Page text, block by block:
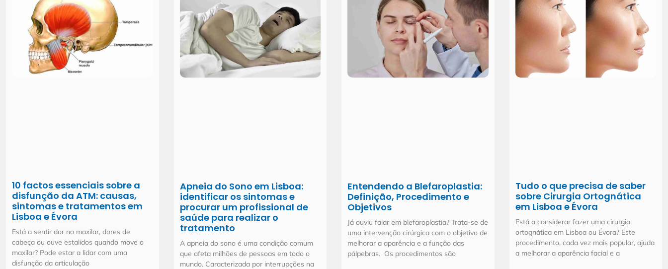
10 factos essenciais sobre a
disfunção da ATM: causas,
sintomas e tratamentos em
Lisboa e Évora
Está a sentir dor no maxilar, dores de
cabeça ou ouve estalidos quando move o
maxilar? Pode estar a lidar com uma
disfunção da articulação
Apneia do Sono em Lisboa:
identificar os sintomas e
procurar um profissional de
saúde para realizar o
tratamento
A apneia do sono é uma condição comum
que afeta milhões de pessoas em todo o
mundo. Caracterizada por interrupções na
Entendendo a Blefaroplastia:
Definição, Procedimento e
Objetivos
Já ouviu falar em blefaroplastia? Trata-se de
uma intervenção cirúrgica com o objetivo de
melhorar a aparência e a função das
pálpebras. Os procedimentos são
Tudo o que precisa de saber
sobre Cirurgia Ortognática
em Lisboa e Évora
Está a considerar fazer uma cirurgia
ortognática em Lisboa ou Évora? Este
procedimento, cada vez mais popular, ajuda
a melhorar a aparência facial e a